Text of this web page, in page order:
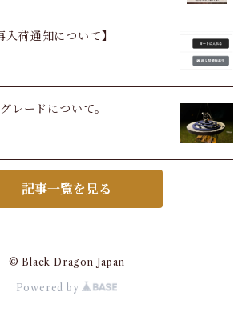
入荷通知について】
レードについて。
記事一覧を見る
© Black Dragon Japan
Powered by